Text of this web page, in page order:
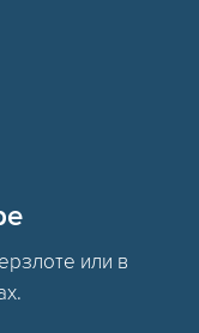
или в